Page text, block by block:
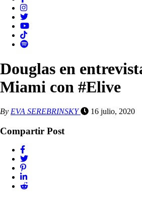
Douglas en
Miami con #Elive
By EVA SEREBRINSKY 16 julio, 2020
Compartir Post